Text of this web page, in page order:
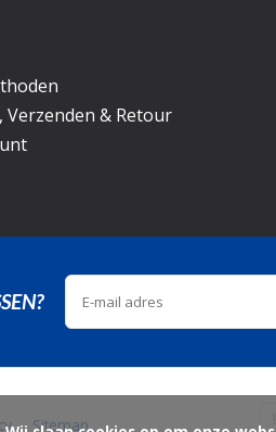
Verzenden & Retour
Sitemap